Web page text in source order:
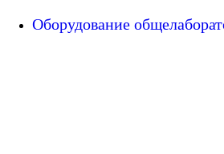
Оборудование